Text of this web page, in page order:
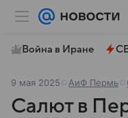
Война в Иране
9 мая 2025 АиФ Пермь
Салют в